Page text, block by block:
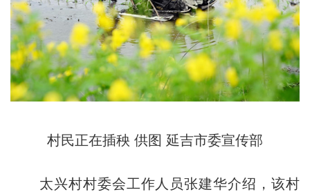
村民正在插秧 供图 延吉市委宣传部
太兴村村委会工作人员张建华介绍，该村